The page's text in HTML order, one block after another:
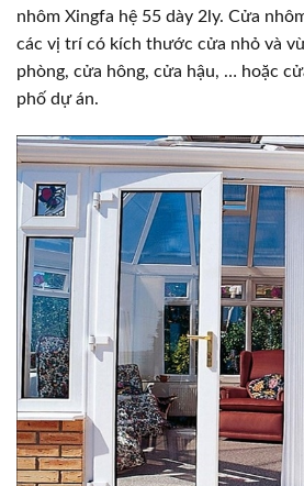
nhôm Xingfa hệ 55 dày 2ly. Cửa
các vị trí có kích thước cửa nhỏ và
phòng, cửa hông, cửa hậu, … hoặc
phố dự án.